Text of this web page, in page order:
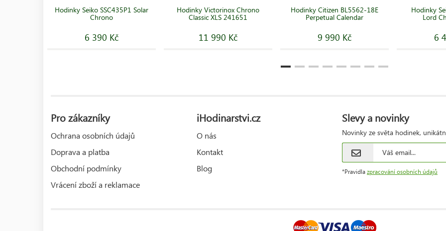
Hodinky Seiko SSC435P1 Solar
Chrono
6 390 Kč
Hodinky Victorinox Chrono
Classic XLS 241651
11 990 Kč
Hodinky Citizen BL5562-18E
Perpetual Calendar
9 990 Kč
Hodinky
Lord
6
Pro zákazníky
Ochrana osobních údajů
Doprava a platba
Obchodní podmínky
Vrácení zboží a reklamace
iHodinarstvi.cz
O nás
Kontakt
Blog
Slevy a novinky
Novinky ze světa hodinek,
*Pravidla zpracování osobních údajů